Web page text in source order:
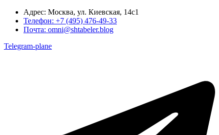
Адрес: Москва, ул. Киевская, 14с1
Телефон: +7 (495) 476-49-33
Почта: omni@shtabeler.blog
Telegram-plane